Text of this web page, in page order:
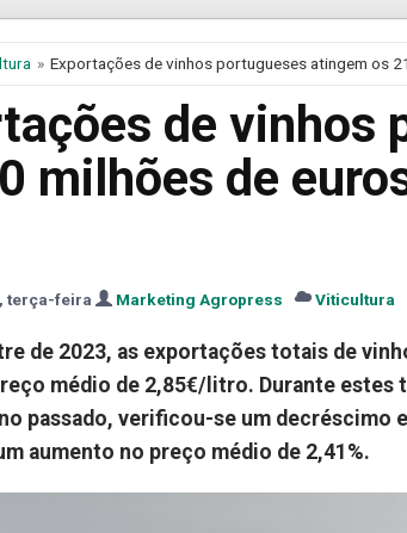
Exportações de vinhos portugueses atingem os
de vinhos
milhões de
terça-feira Marketing Agropress Viticultura
de 2023, as exportações totais de
médio de 2,85€/litro. Durante estes
passado, verificou-se um decréscimo
aumento no preço médio de 2,41%.